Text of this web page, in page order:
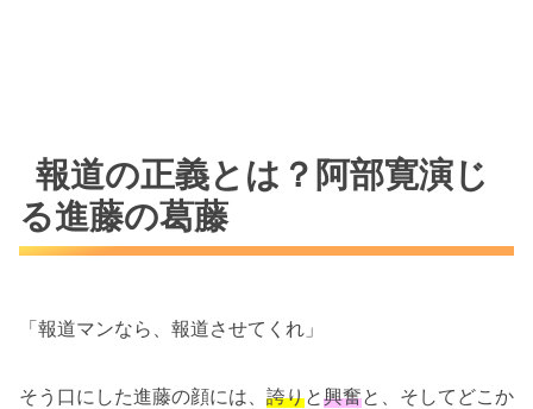
報道の正義とは？阿部寛演じ
る進藤の葛藤
「報道マンなら、報道させてくれ」
そう口にした進藤の顔には、 誇りと興奮と、そしてどこか